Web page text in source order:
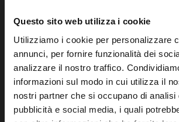
Questo sito web utilizza i cookie
Utilizziamo i cookie per personalizzare
annunci, per fornire funzionalità dei
analizzare il nostro traffico.
informazioni sul modo in cui utilizza il
nostri partner che si occupano di analisi
pubblicità e social media, i quali
Fondazione Collegio San
Via San Carlo 5
41121 Modena (MO)
P.I. 00641060363
tel. 059.421211